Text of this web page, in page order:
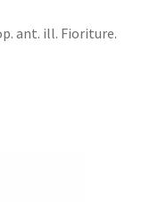
ant. ill. Fioriture.